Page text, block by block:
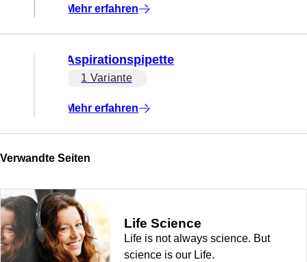
Mehr erfahren
Aspirationspipette
1 Variante
Mehr erfahren
Verwandte Seiten
Life Science
Life is not always science. But
science is our Life.